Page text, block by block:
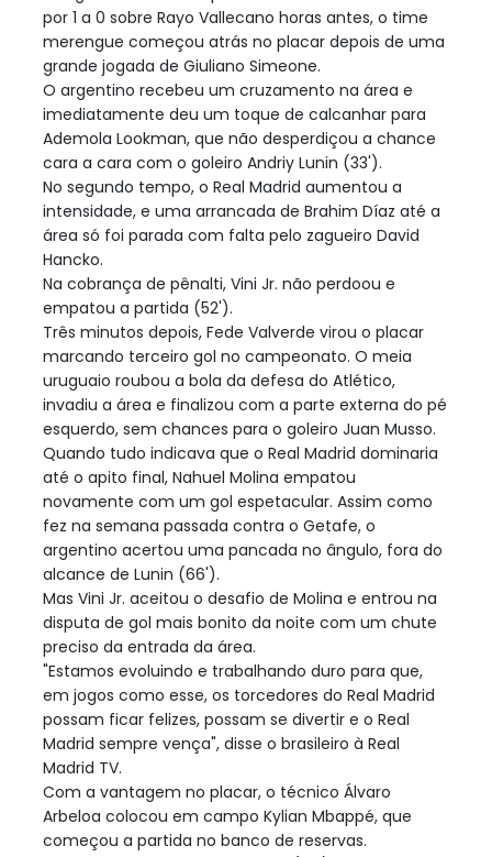
por 1 a 0 sobre Rayo Vallecano horas antes, o time
merengue começou atrás no placar depois de uma
grande jogada de Giuliano Simeone.
O argentino recebeu um cruzamento na área e
imediatamente deu um toque de calcanhar para
Ademola Lookman, que não desperdiçou a chance
cara a cara com o goleiro Andriy Lunin (33').
No segundo tempo, o Real Madrid aumentou a
intensidade, e uma arrancada de Brahim Díaz até a
área só foi parada com falta pelo zagueiro David
Hancko.
Na cobrança de pênalti, Vini Jr. não perdoou e
empatou a partida (52').
Três minutos depois, Fede Valverde virou o placar
marcando terceiro gol no campeonato. O meia
uruguaio roubou a bola da defesa do Atlético,
invadiu a área e finalizou com a parte externa do pé
esquerdo, sem chances para o goleiro Juan Musso.
Quando tudo indicava que o Real Madrid dominaria
até o apito final, Nahuel Molina empatou
novamente com um gol espetacular. Assim como
fez na semana passada contra o Getafe, o
argentino acertou uma pancada no ângulo, fora do
alcance de Lunin (66').
Mas Vini Jr. aceitou o desafio de Molina e entrou na
disputa de gol mais bonito da noite com um chute
preciso da entrada da área.
"Estamos evoluindo e trabalhando duro para que,
em jogos como esse, os torcedores do Real Madrid
possam ficar felizes, possam se divertir e o Real
Madrid sempre vença", disse o brasileiro à Real
Madrid TV.
Com a vantagem no placar, o técnico Álvaro
Arbeloa colocou em campo Kylian Mbappé, que
começou a partida no banco de reservas.